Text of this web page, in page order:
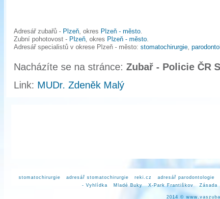
Adresář zubařů - Plzeň, okres Plzeň - město.
Zubní pohotovost - Plzeň, okres Plzeň - město.
Adresář specialistů v okrese Plzeň - město: stomatochirurgie,
Nacházíte se na stránce: Zubař - Policie ČR
Link: MUDr. Zdeněk Malý
stomatochirurgie adresář stomatochirurgie reki.cz
adresář parodontologie
- Vyhlídka
Mladé Buky X-Park Františkov Zásada
2014 ©